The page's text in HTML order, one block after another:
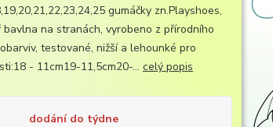
gumáčky zn.Playshoes,
na stranách, vyrobeno z přírodního
testované, nižší a lehounké pro
- 11cm19-11,5cm20-... celý popis
dodání do týdne